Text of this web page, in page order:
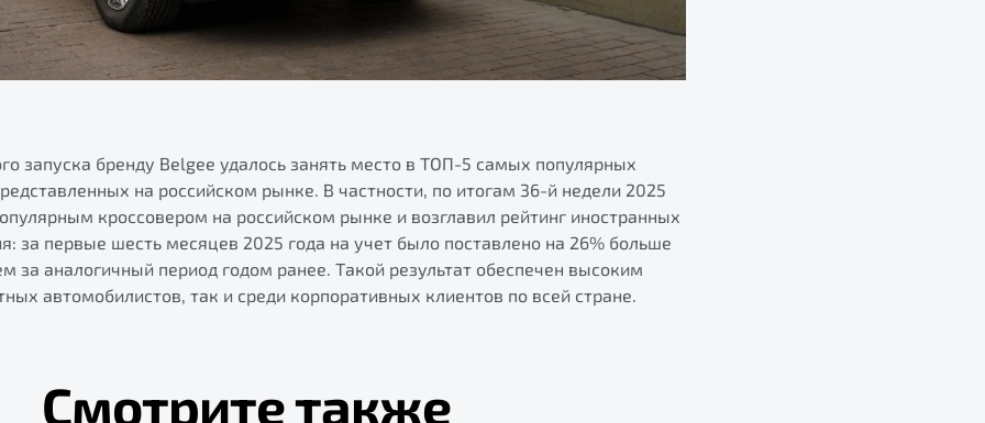
запуска бренду Belgee удалось занять место в ТОП-5 самых популярных
на российском рынке. В частности, по итогам 36-й недели 2025
кроссовером на российском рынке и возглавил рейтинг иностранных
за первые шесть месяцев 2025 года на учет было поставлено на 26% больше
за аналогичный период годом ранее. Такой результат обеспечен высоким
автомобилистов, так и среди корпоративных клиентов по всей стране.
Смотрите также